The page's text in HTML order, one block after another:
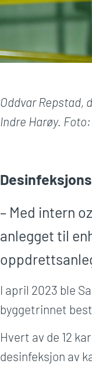
Oddvar Repstad,
Indre Harøy.
– Med intern
anlegget til
I april 2023 ble
byggetrinnet
Hvert av de 12
desinfeksjon av